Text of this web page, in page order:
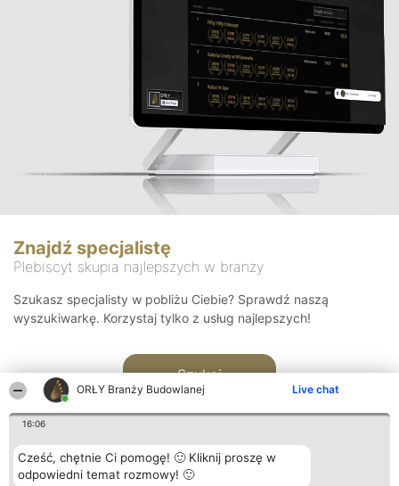
ORŁY Branży Budowlanej Live chat
16:06
Cześć, chętnie Ci pomogę! 🙂 Kliknij proszę w
odpowiedni temat rozmowy! 🙂
Znajdź specjalistę
Plebiscyt skupia najlepszych w branży
Szukasz specjalisty w pobliżu Ciebie? Sprawdź naszą
wyszukiwarkę. Korzystaj tylko z usług najlepszych!
Szukaj